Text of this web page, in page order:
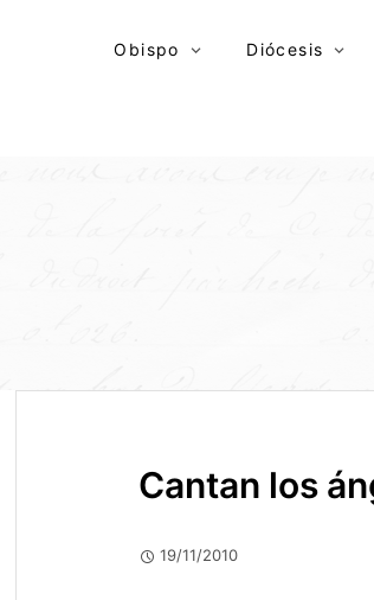
Obispo Diócesis
Cantan los
19/11/2010